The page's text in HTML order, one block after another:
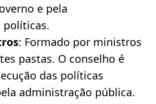
e pela
políticas.
: Formado por ministros
pastas. O conselho é
das políticas
administração pública.